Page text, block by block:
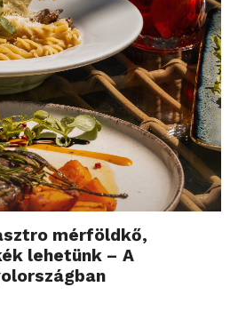
mérföldkő,
lehetünk – A